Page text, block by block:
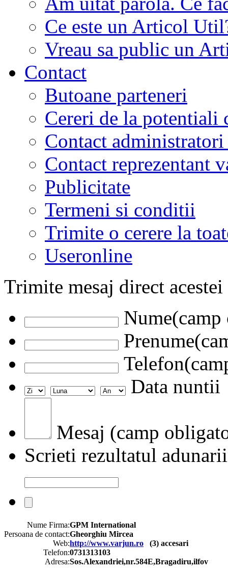
Ce este un Articol
Vreau sa public un
Contact
Butoane parteneri
Cereri de la potentiali
Contact
Contact reprezentant
Publicitate
Termeni si conditii
Trimite o cerere la
Useronline
Trimite mesaj direct
Data nuntii
Mesaj (camp
Scrieti rezultatul adunarii
Nume Firma:GPM International
Persoana de contact:Gheorghiu Mircea
Web:http://www.varjun.ro (3) accesari
Telefon:0731313103
Adresa:Sos.Alexandriei,nr.584E,Bragadiru,ilfov